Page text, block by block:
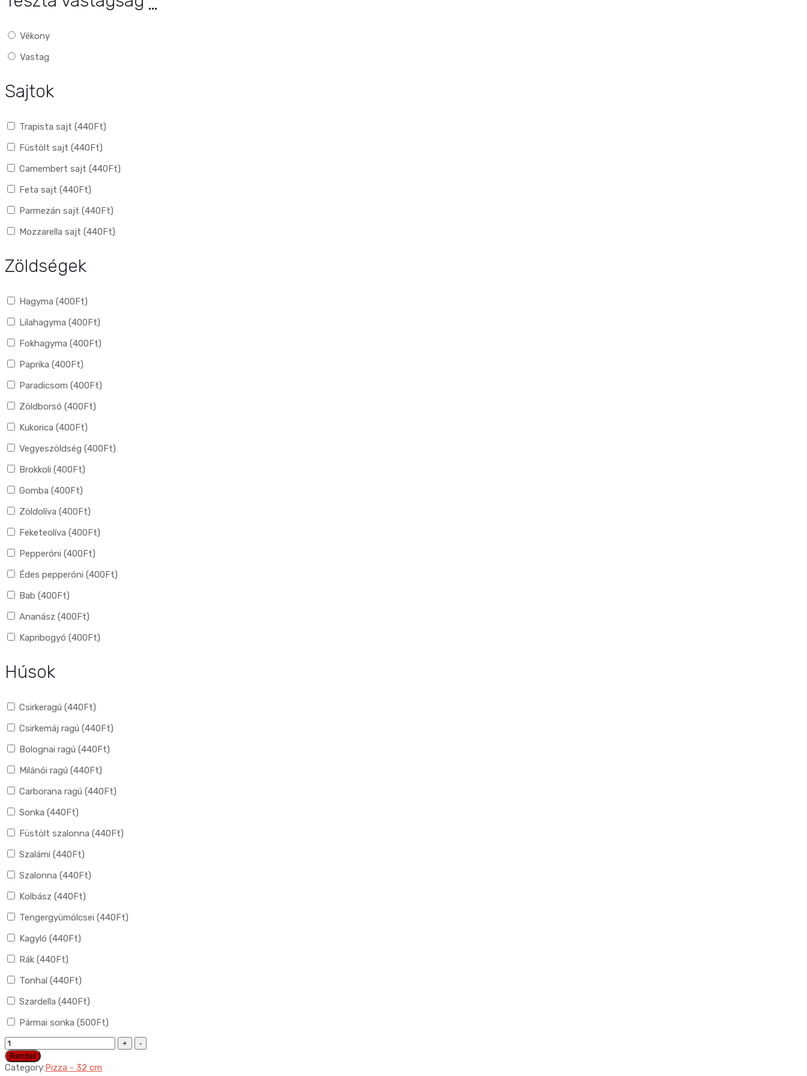
Vékony
Vastag
Sajtok
Trapista sajt (440Ft)
Füstölt sajt (440Ft)
Camembert sajt (440Ft)
Feta sajt (440Ft)
Parmezán sajt (440Ft)
Mozzarella sajt (440Ft)
Zöldségek
Hagyma (400Ft)
Lilahagyma (400Ft)
Fokhagyma (400Ft)
Paprika (400Ft)
Paradicsom (400Ft)
Zöldborsó (400Ft)
Kukorica (400Ft)
Vegyeszöldség (400Ft)
Brokkoli (400Ft)
Gomba (400Ft)
Zöldolíva (400Ft)
Feketeolíva (400Ft)
Pepperóni (400Ft)
Édes pepperóni (400Ft)
Bab (400Ft)
Ananász (400Ft)
Kapribogyó (400Ft)
Húsok
Csirkeragú (440Ft)
Csirkemáj ragú (440Ft)
Bolognai ragú (440Ft)
Milánói ragú (440Ft)
Carborana ragú (440Ft)
Sonka (440Ft)
Füstölt szalonna (440Ft)
Szalámi (440Ft)
Szalonna (440Ft)
Kolbász (440Ft)
Tengergyümölcsei (440Ft)
Kagyló (440Ft)
Rák (440Ft)
Tonhal (440Ft)
Szardella (440Ft)
Pármai sonka (500Ft)
05.
Pizza
Proschutto
Rendel
Category:Pizza - 32 cm